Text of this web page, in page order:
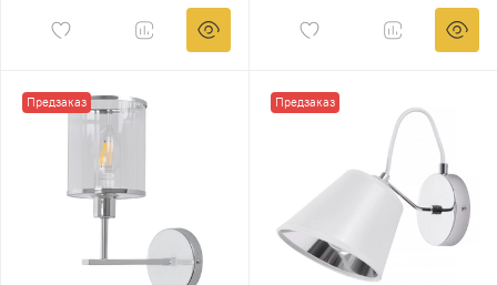
Предзаказ Предзаказ